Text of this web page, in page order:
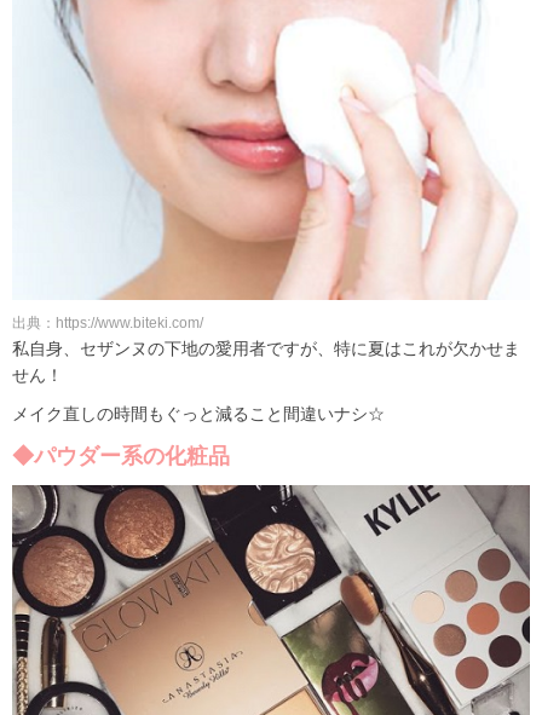
出典：https://www.biteki.com/
私自身、セザンヌの下地の愛用者ですが、特に夏はこれが欠かせま
せん！
メイク直しの時間もぐっと減ること間違いナシ☆
◆パウダー系の化粧品